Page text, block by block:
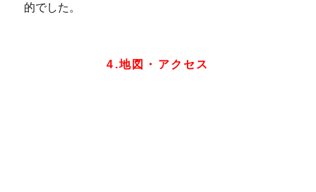
的でした。
4.地図・アクセス